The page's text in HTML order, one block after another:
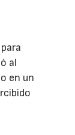
al
en un